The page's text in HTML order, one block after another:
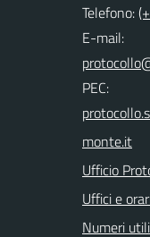
Telefono:
E-mail:
PEC:
Ufficio
Uffici e
Numeri utili